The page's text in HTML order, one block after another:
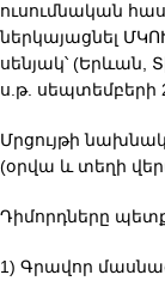
ուսումնական
ներկայացնել
սենյակ՝ (Երևան,
ս.թ. սեպտեմբերի
Մրցույթի
(օրվա և տեղի
Դիմորդները
1) Գրավոր